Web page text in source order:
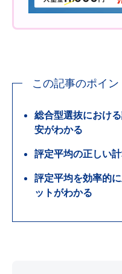
この記事のポイン
総合型選抜におけ
安がわかる
評定平均の正しい
評定平均を効率的
ットがわかる